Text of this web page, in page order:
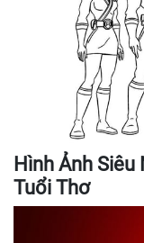
Hình Ảnh Siêu
Tuổi Thơ